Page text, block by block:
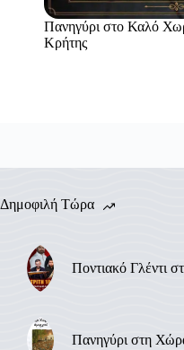
Πανηγύρι στο Καλό
Κρήτης
Δημοφιλή Τώρα
Ποντιακό Γλέντι
Πανηγύρι στη